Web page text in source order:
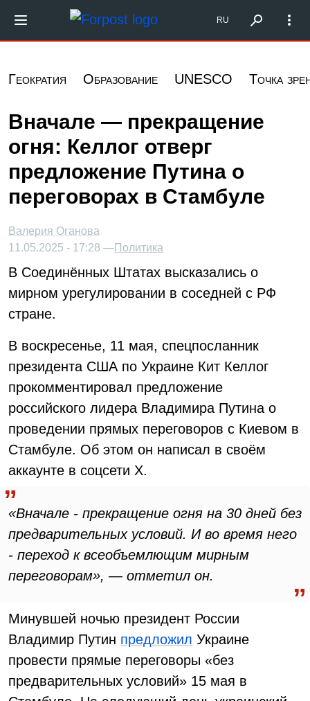
Перейти к основному содержанию
Форпост Северо-Запад
RU
Геократия Образование UNESCO Точка
Вначале — прекращение
огня: Келлог отверг
предложение Путина о
переговорах в Стамбуле
Валерия Оганова
11.05.2025 - 17:28 —Политика
В Соединённых Штатах высказались о
мирном урегулировании в соседней с РФ
стране.
В воскресенье, 11 мая, спецпосланник
президента США по Украине Кит Келлог
прокомментировал предложение
российского лидера Владимира Путина о
проведении прямых переговоров с Киевом в
Стамбуле. Об этом он написал в своём
аккаунте в соцсети X.
«Вначале - прекращение огня на 30 дней без
предварительных условий. И во время него
- переход к всеобъемлющим мирным
переговорам», — отметил он.
Минувшей ночью президент России
Владимир Путин предложил Украине
провести прямые переговоры «без
предварительных условий» 15 мая в